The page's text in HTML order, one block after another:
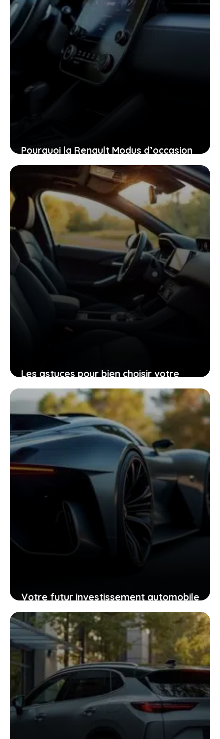
Pourquoi la Renault Modus d’occasion
pourrait bien être la voiture idéale
pour vous aujourd’hui
26 janvier 2026
Les astuces pour bien choisir votre
Peugeot 206 d’occasion grâce à sa
fiche technique
25 janvier 2026
Votre futur investissement automobile
: pourquoi la GTR ou la RZ d’Ultima
supercar pourraient vous surprendre
24 janvier 2026